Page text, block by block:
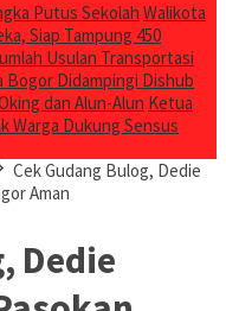
Putus Sekolah Walikota
Siap Tampung 450
Usulan Transportasi
Bogor Didampingi Dishub
dan Alun-Alun Ketua
Warga Dukung Sensus
Cek Gudang Bulog, Dedie
Aman
Dedie